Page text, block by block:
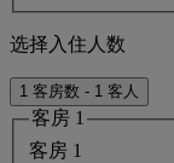
选择入住人数
1 客房数 - 1 客人
客房 1
客房 1